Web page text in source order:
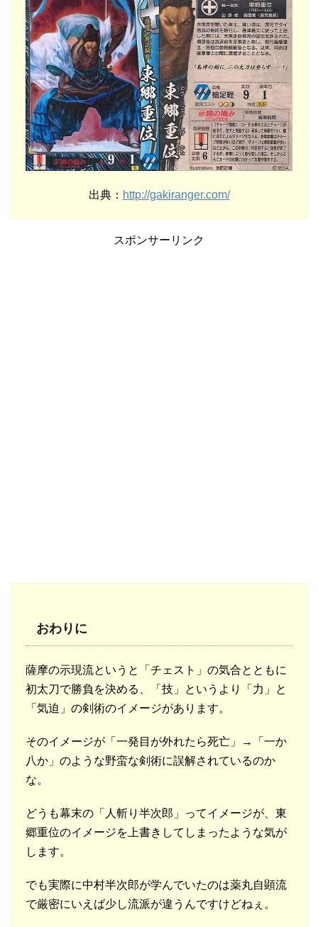
出典： http://gakiranger.com/
スポンサーリンク
おわりに
薩摩の示現流というと「チェスト」の気合とともに
初太刀で勝負を決める、「技」というより「力」と
「気迫」の剣術のイメージがあります。
そのイメージが「一発目が外れたら死亡」→「一か
八か」のような野蛮な剣術に誤解されているのか
な。
どうも幕末の「人斬り半次郎」ってイメージが、東
郷重位のイメージを上書きしてしまったような気が
します。
でも実際に中村半次郎が学んでいたのは薬丸自顕流
で厳密にいえば少し流派が違うんですけどねぇ。